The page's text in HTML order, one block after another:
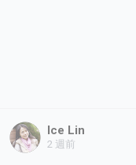
Ice Lin
2 週前